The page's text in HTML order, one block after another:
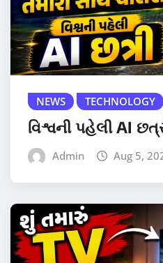
NEWS TECHNOLOGY
વિશ્વની પહેલી AI
Admin Aug 5,